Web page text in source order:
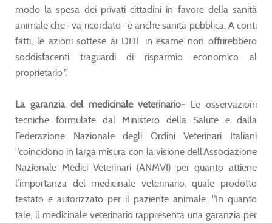
modo la spesa dei privati cittadini in favore della sanità
animale che- va ricordato- è anche sanità pubblica. A conti
fatti, le azioni sottese ai DDL in esame non offrirebbero
soddisfacenti traguardi di risparmio economico al
proprietario".
La garanzia del medicinale veterinario- Le osservazioni
tecniche formulate dal Ministero della Salute e dalla
Federazione Nazionale degli Ordini Veterinari Italiani
"coincidono in larga misura con la visione dell’Associazione
Nazionale Medici Veterinari (ANMVI) per quanto attiene
l’importanza del medicinale veterinario, quale prodotto
testato e autorizzato per il paziente animale. "In quanto
tale, il medicinale veterinario rappresenta una garanzia per